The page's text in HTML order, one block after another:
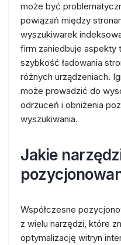
może być
powiązań między
wyszukiwarek
firm zaniedbuje aspekty
szybkość ładowania
różnych urządzeniach.
może prowadzić do
odrzuceń i obniżenia
wyszukiwania.
Jakie
Współczesne
z wielu narzędzi, które
optymalizację witryn